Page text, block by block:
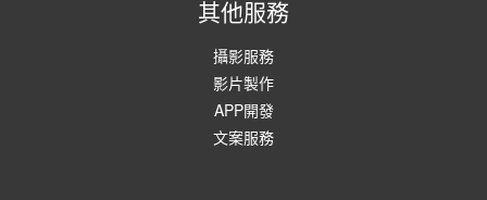
其他服務
攝影服務
影片製作
APP開發
文案服務